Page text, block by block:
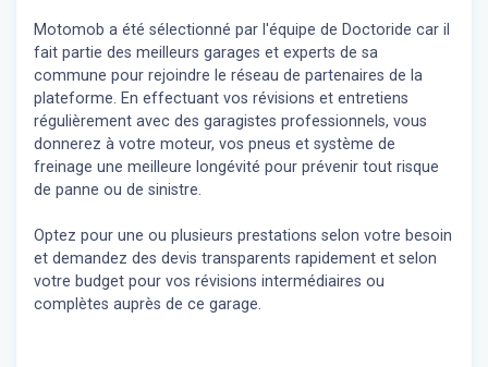
Motomob a été sélectionné par l'équipe de Doctoride car il
fait partie des meilleurs garages et experts de sa
commune pour rejoindre le réseau de partenaires de la
plateforme. En effectuant vos révisions et entretiens
régulièrement avec des garagistes professionnels, vous
donnerez à votre moteur, vos pneus et système de
freinage une meilleure longévité pour prévenir tout risque
de panne ou de sinistre.
Optez pour une ou plusieurs prestations selon votre besoin
et demandez des devis transparents rapidement et selon
votre budget pour vos révisions intermédiaires ou
complètes auprès de ce garage.